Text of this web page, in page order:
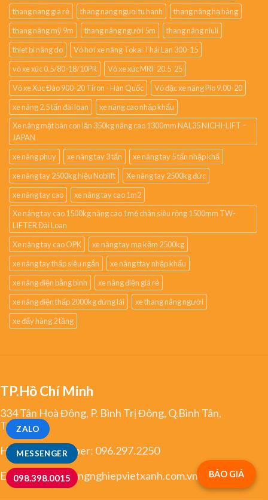
MESSENGER
ZALO
098.398.0015
thang nang gia rẻ
thang nang nguoi tu hanh
thang nâng hạ hàng
thang nâng mỹ 9m
thang nâng người 5m
thang nâng niuli
thiet bi nâng do
Vỏ hơi xe nâng Tokai Thái Lan 300-15
vỏ xe xúc 0.5/80-18/10PR
Vỏ xe xúc MRF 20.5-25
Vỏ xe Xúc Đào 900-20 Tiron - Hàn Quốc
Vỏ đặc xe nâng Pio 9.00-20
xe nâng 2.5 tấn đài loan
xe nâng cao nhập khẩu
Xe nâng mặt bàn con lăn 350kg nâng cao 1300mm NAL35 NICHI-LIFT –
JAPAN
xe nâng phuy
xe nâng tay 3 tấn
xe nâng tay 5 tấn nhập khẩ
xe nâng tay 2500kg hiệu Noblift
Xe nâng tay 2500kg đức
xe nâng tay cao
xe nâng tay cao 1m2
Xe nâng tay cao 1500kg nâng cao 1m6 chân siêu rộng 1500mm TW-
LIFTER Đài Loan
Xe nâng tay cao OPK
xe nâng tay mạ kẽm 2500kg
xe nâng tay thấp siêu ngắn
xe nâng ttay nhập khẩu
xe nâng điện bằng bình
xe nâng điện giá rẻ
xe nâng điện thấp 2000kg đứng lái
xe thang nâng người
xe đẩy hàng 2 tầng
TP.Hồ Chí Minh
334 Tân Hoà Đông, P. Bình Trị Đông, Q.Bình Tân,
TP.HCM
Hotline/Zalo/Viber: 096.297.2250
Email:greco@congnghiepvietxanh.com.vn BÁO GIÁ